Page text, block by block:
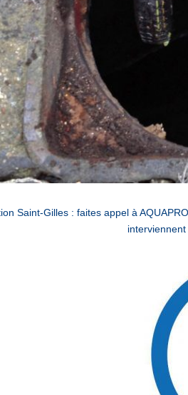
Saint-Gilles : faites appel à